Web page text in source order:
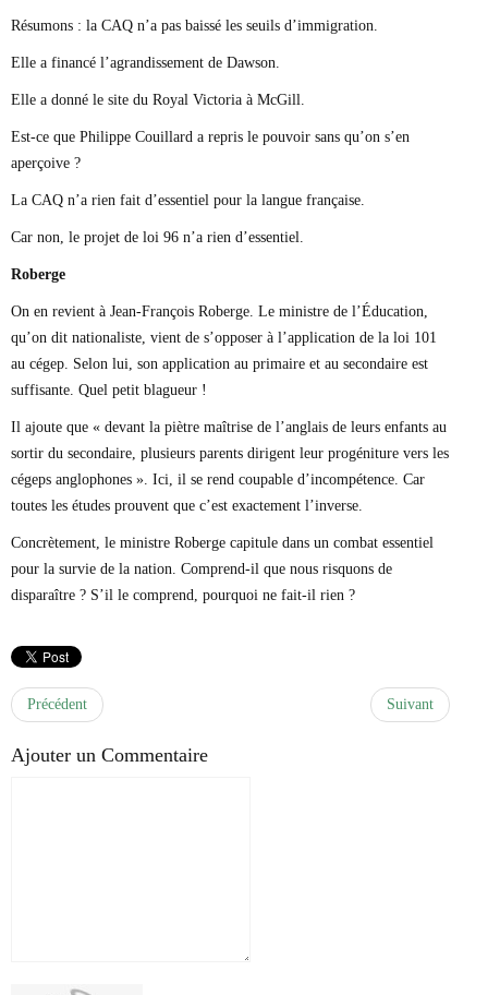
Résumons : la CAQ n’a pas baissé les seuils d’immigration.
Elle a financé l’agrandissement de Dawson.
Elle a donné le site du Royal Victoria à McGill.
Est-ce que Philippe Couillard a repris le pouvoir sans qu’on s’en
aperçoive ?
La CAQ n’a rien fait d’essentiel pour la langue française.
Car non, le projet de loi 96 n’a rien d’essentiel.
Roberge
On en revient à Jean-François Roberge. Le ministre de l’Éducation,
qu’on dit nationaliste, vient de s’opposer à l’application de la loi 101
au cégep. Selon lui, son application au primaire et au secondaire est
suffisante. Quel petit blagueur !
Il ajoute que « devant la piètre maîtrise de l’anglais de leurs enfants au
sortir du secondaire, plusieurs parents dirigent leur progéniture vers les
cégeps anglophones ». Ici, il se rend coupable d’incompétence. Car
toutes les études prouvent que c’est exactement l’inverse.
Concrètement, le ministre Roberge capitule dans un combat essentiel
pour la survie de la nation. Comprend-il que nous risquons de
disparaître ? S’il le comprend, pourquoi ne fait-il rien ?
Précédent Suivant
Ajouter un Commentaire